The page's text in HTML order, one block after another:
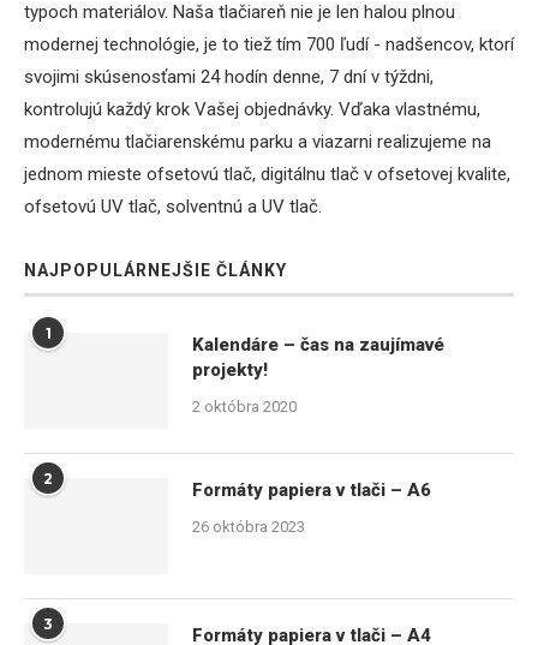
typoch materiálov. Naša tlačiareň nie je len halou plnou
modernej technológie, je to tiež tím 700 ľudí - nadšencov, ktorí
svojimi skúsenosťami 24 hodín denne, 7 dní v týždni,
kontrolujú každý krok Vašej objednávky. Vďaka vlastnému,
modernému tlačiarenskému parku a viazarni realizujeme na
jednom mieste ofsetovú tlač, digitálnu tlač v ofsetovej kvalite,
ofsetovú UV tlač, solventnú a UV tlač.
NAJPOPULÁRNEJŠIE ČLÁNKY
1
Kalendáre – čas na zaujímavé
projekty!
2 októbra 2020
2
Formáty papiera v tlači – A6
26 októbra 2023
3
Formáty papiera v tlači – A4